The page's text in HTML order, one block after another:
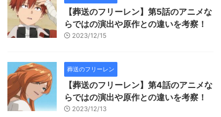
【葬送のフリーレン】第5話のアニメな
らではの演出や原作との違いを考察！
2023/12/15
葬送のフリーレン
【葬送のフリーレン】第4話のアニメな
らではの演出や原作との違いを考察！
2023/12/13